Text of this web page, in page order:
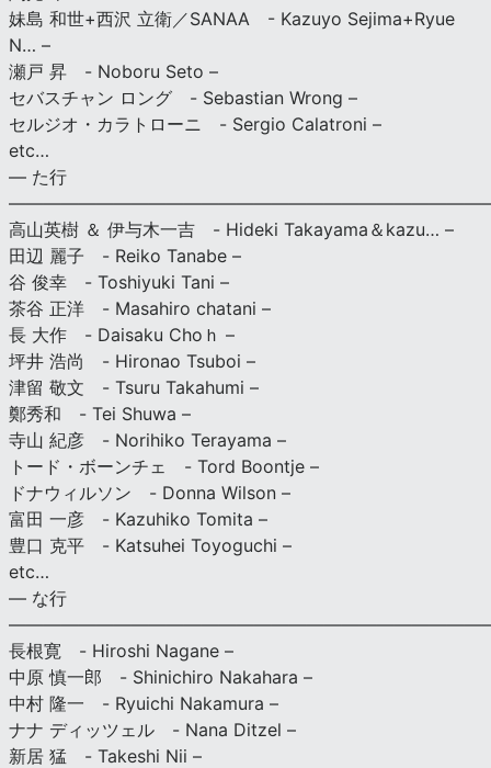
妹島 和世+西沢 立衛／SANAA - Kazuyo Sejima+Ryue
N… –
瀬戸 昇 - Noboru Seto –
セバスチャン ロング - Sebastian Wrong –
セルジオ・カラトローニ - Sergio Calatroni –
etc…
— た行
高山英樹 ＆ 伊与木一吉 - Hideki Takayama＆kazu… –
田辺 麗子 - Reiko Tanabe –
谷 俊幸 - Toshiyuki Tani –
茶谷 正洋 - Masahiro chatani –
長 大作 - Daisaku Choｈ –
坪井 浩尚 - Hironao Tsuboi –
津留 敬文 - Tsuru Takahumi –
鄭秀和 - Tei Shuwa –
寺山 紀彦 - Norihiko Terayama –
トード・ボーンチェ - Tord Boontje –
ドナウィルソン - Donna Wilson –
富田 一彦 - Kazuhiko Tomita –
豊口 克平 - Katsuhei Toyoguchi –
etc…
— な行
長根寛 - Hiroshi Nagane –
中原 慎一郎 - Shinichiro Nakahara –
中村 隆一 - Ryuichi Nakamura –
ナナ ディッツェル - Nana Ditzel –
新居 猛 - Takeshi Nii –